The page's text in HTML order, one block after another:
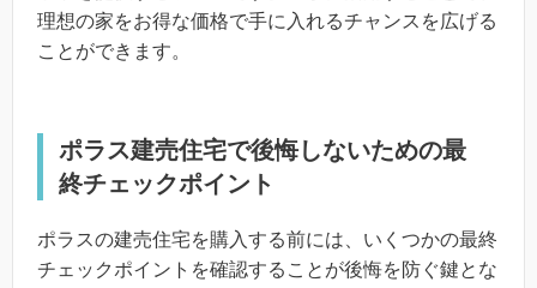
理想の家をお得な価格で手に入れるチャンスを広げる
ことができます。
ポラス建売住宅で後悔しないための最
終チェックポイント
ポラスの建売住宅を購入する前には、いくつかの最終
チェックポイントを確認することが後悔を防ぐ鍵とな